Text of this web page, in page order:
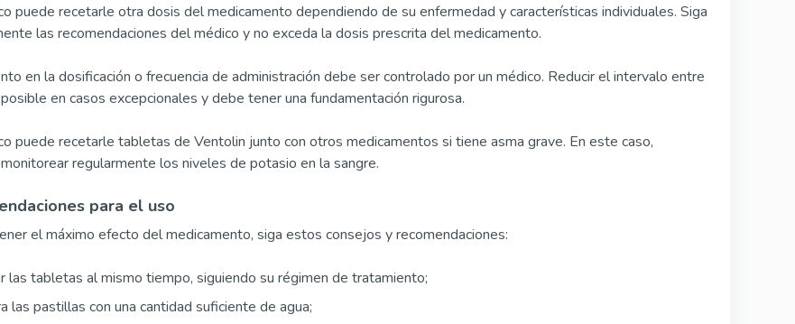
puede recetarle otra dosis del medicamento dependiendo de su enfermedad y características individuales. Siga
las recomendaciones del médico y no exceda la dosis prescrita del medicamento.
en la dosificación o frecuencia de administración debe ser controlado por un médico. Reducir el intervalo entre
en casos excepcionales y debe tener una fundamentación rigurosa.
puede recetarle tabletas de Ventolin junto con otros medicamentos si tiene asma grave. En este caso,
regularmente los niveles de potasio en la sangre.
para el uso
el máximo efecto del medicamento, siga estos consejos y recomendaciones:
las tabletas al mismo tiempo, siguiendo su régimen de tratamiento;
las pastillas con una cantidad suficiente de agua;